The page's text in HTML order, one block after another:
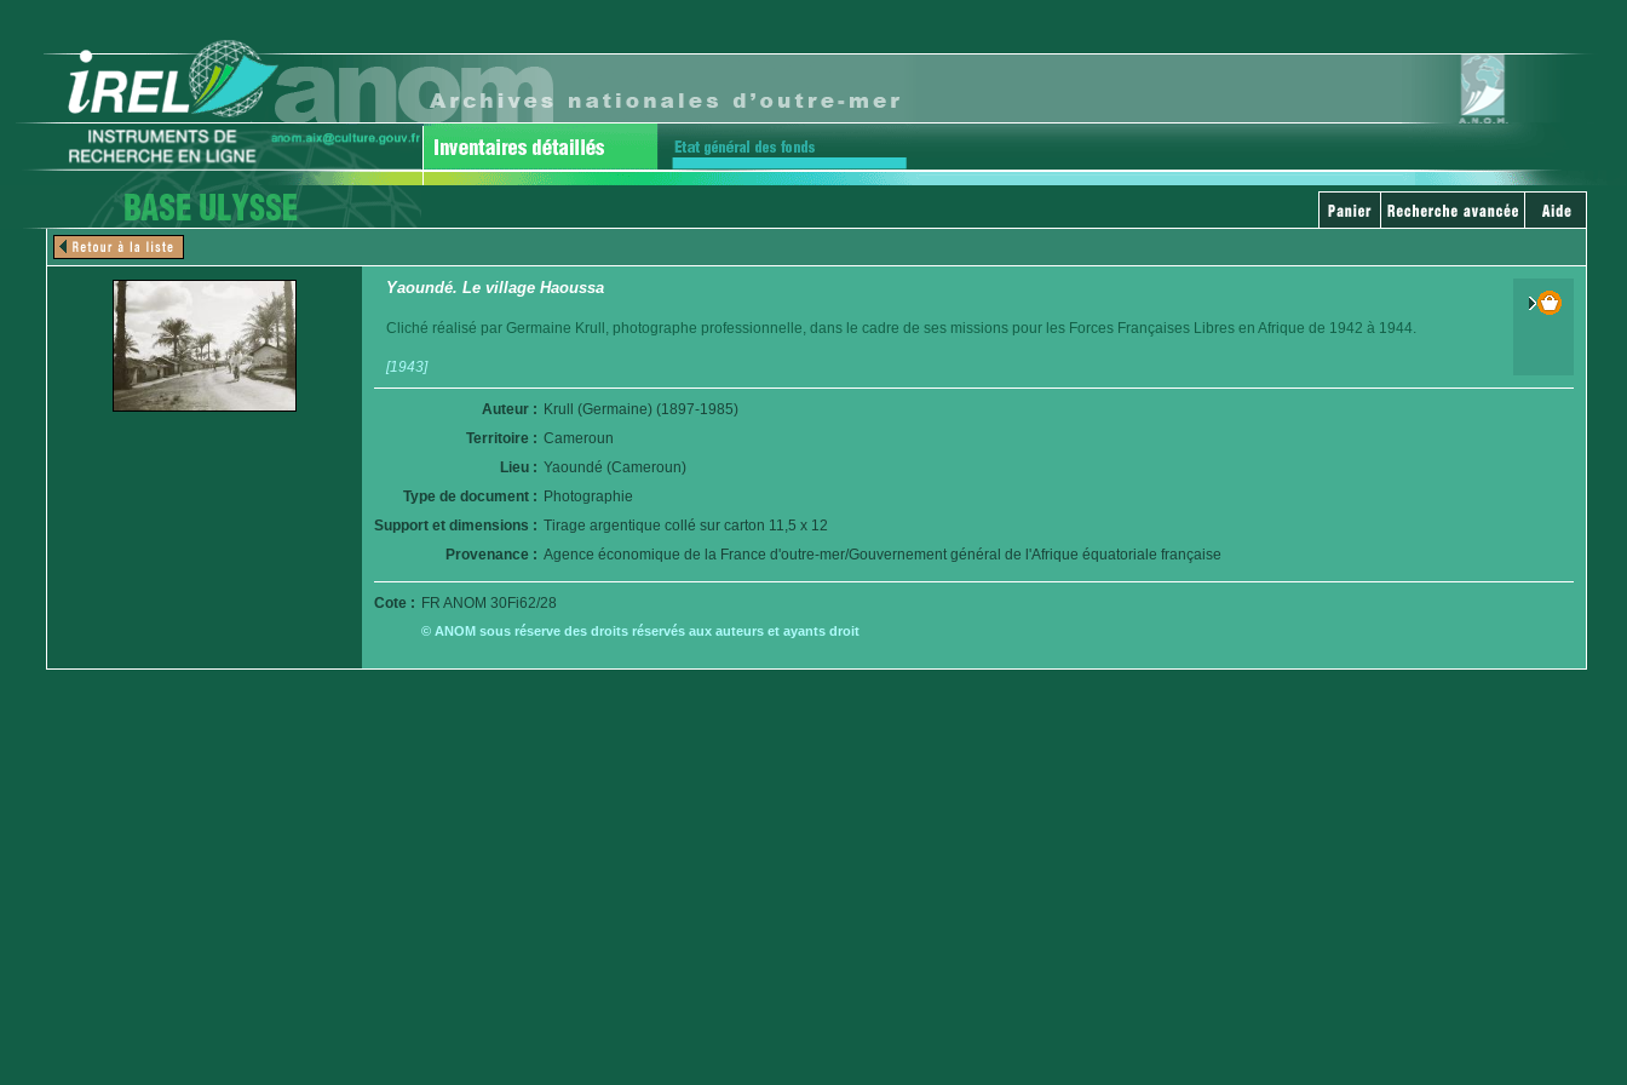
Yaoundé. Le village Haoussa
Cliché réalisé par Germaine Krull, photographe professionnelle, dans le cadre de ses missions pour les Forces Françaises Libres en Afrique de 1942 à 1944.
[1943]
Auteur : Krull (Germaine) (1897-1985)
Territoire : Cameroun
Lieu : Yaoundé (Cameroun)
Type de document : Photographie
Support et dimensions : Tirage argentique collé sur carton 11,5 x 12
Provenance : Agence économique de la France d'outre-mer/Gouvernement général de l'Afrique équatoriale française
Cote : FR ANOM 30Fi62/28
© ANOM sous réserve des droits réservés aux auteurs et ayants droit